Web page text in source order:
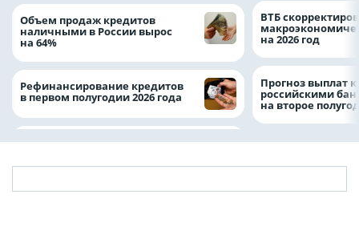
Объем продаж кредитов
наличными в России вырос
на 64%
Рефинансирование кредитов
в первом полугодии 2026 года
ВТБ
на 2026 год
Прогноз выплат
российскими
на второе